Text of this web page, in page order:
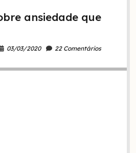
ansiedade que
03/03/2020 22 Comentários